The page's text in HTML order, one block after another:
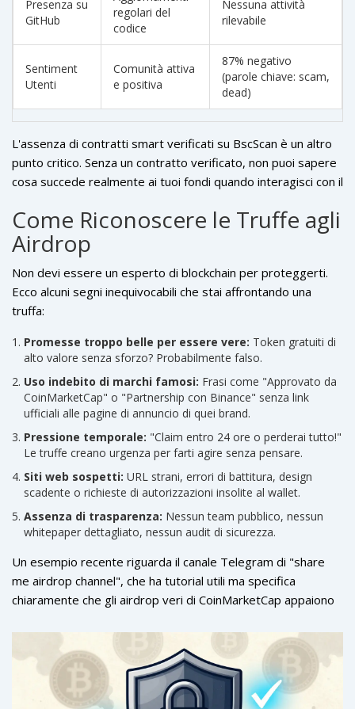
Presenza su
GitHub
regolari del
codice
Nessuna attività
rilevabile
Sentiment
Utenti
Comunità attiva
e positiva
87% negativo
(parole chiave: scam,
dead)
L'assenza di contratti smart verificati su BscScan è un altro
punto critico. Senza un contratto verificato, non puoi sapere
cosa succede realmente ai tuoi fondi quando interagisci con il
crypto, ha classificato CoPuppy come "abbandonato" nel suo
rapporto di ottobre 2025, citando la mancanza di attività
degli sviluppatori e volumi commerciali nulli da oltre 180
giorni.
Come Riconoscere le Truffe agli
Airdrop
Non devi essere un esperto di blockchain per proteggerti.
Ecco alcuni segni inequivocabili che stai affrontando una
truffa:
Promesse troppo belle per essere vere: Token gratuiti di
alto valore senza sforzo? Probabilmente falso.
Uso indebito di marchi famosi: Frasi come "Approvato da
CoinMarketCap" o "Partnership con Binance" senza link
ufficiali alle pagine di annuncio di quei brand.
Pressione temporale: "Claim entro 24 ore o perderai tutto!"
Le truffe creano urgenza per farti agire senza pensare.
Siti web sospetti: URL strani, errori di battitura, design
scadente o richieste di autorizzazioni insolite al wallet.
Assenza di trasparenza: Nessun team pubblico, nessun
whitepaper dettagliato, nessun audit di sicurezza.
Un esempio recente riguarda il canale Telegram di "share
me airdrop channel", che ha tutorial utili ma specifica
chiaramente che gli airdrop veri di CoinMarketCap appaiono